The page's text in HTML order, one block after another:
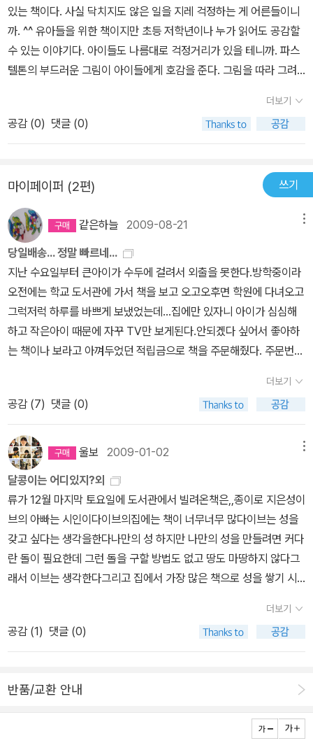
있는 책이다. 사실 닥치지도 않은 일을 지레 걱정하는 게 어른들이니
까. ^^ 유아들을 위한 책이지만 초등 저학년이나 누가 읽어도 공감할
수 있는 이야기다. 아이들도 나름대로 걱정거리가 있을 테니까. 파스
텔톤의 부드러운 그림이 아이들에게 호감을 준다. 그림을 따라 그려
들이 좋아하는 생쥐는 다 '미키마우스'인줄 아는 아이들에게 새로운
생쥐의 등장은 의미있는 경험이다. 어른인 내가 주절대는 것보다 초
등1학년 아이가 느낀 눈높이에 맞춰보자.'용기가 필요해!' 1학년 박상
지 무서워했다. 집에 들어 온 동물도 없고 숲속에 아무도 없는데도 무
서워했다. 들쥐가 이사를 왔다. 들쥐를 몰라서 들쥐에 대한 책을 많이
읽었다. 생쥐도 우리처럼 모르는 걸 책에서 배운다는 게 재미있다. 들
쥐는 아무거나 먹고 지하실에 데리고 간다고 나온 걸 보고 생쥐는 더
무서워져서 집 문을 나무토막으로 '쿵쾅' 박았다. 우편함에 편지가 들
어 왔다. 들쥐가 초대한다고 해서 엄청나게 걱정하다가 갔는데 들쥐
의 생일이었다. 즐거운 생일파티가 끝났다. 그래도 생쥐는 들쥐에 대
한 무서움이 조금은 남았다. 나도 생쥐처럼 겁이 많았을 때도 있었지
만 앞으로는 용기를 얻고, 겁내지 말아야겠다. 자신감이 있으면 발표
사가 되겠다고 하는 아이다. 검사가 뭐 하는 사람인지 알아? 하고 물
으니 아빠가 설명해줬다며 자기는 꼭 검사가 될거라고 아빠랑 약속했
단다. ㅎㅎ 어른들의 꿈을 대행하는 아이로 키워가기보다, 자라면서
자기가 잘하고 좋아서 할 수 있는 일을 꿈꾸는 아이들이기를 나는 또
꿈꾼다. 그래, 아직 닥치지도 않은 걱정을 미리 할 필요는 없다. 생쥐
가 책에서 필요한 정보를 얻고 들쥐가 자신을 지하실로 끌고 가 잡아
먹을까 봐 걱정만 했다면, 그 정보를 확인하지 못했을 것이다. 겁나지
만 그래도 생일초대에 용기를 내서 갔기 때문에 책의 정보를 확인해
산지식으로 만들었다. 요렇게 책에서 배운 것을 용기내어 하나씩 확
인해 보는 것도 꿈을 이루는 길에 필수요소일 것이다.
더보기
공감 (0) 댓글 (0)
마이페이퍼 (2편) 쓰기
같은하늘 2009-08-21
당일배송... 정말 빠르네...
지난 수요일부터 큰아이가 수두에 걸려서 외출을 못한다.방학중이라
오전에는 학교 도서관에 가서 책을 보고 오고오후면 학원에 다녀오고
그럭저럭 하루를 바쁘게 보냈었는데...집에만 있자니 아이가 심심해
하고 작은아이 때문에 자꾸 TV만 보게된다.안되겠다 싶어서 좋아하
는 책이나 보라고 아껴두었던 적립금으로 책을 주문해줬다. 주문번호
지만 저녁은되야오지 않을까 생각하고 있었다. 그런데 정확하게 7시
간 후인 3시 30분에 '띵동~~'하며 벨이 울린다. 우리아이는 '엄마! 책
왔어?' 하며 현관으로 달려간다.인상 좋으신 아주머니께서 <알라딘
보물상자>를 건네 주시고 가신다.아이가 신나서 재미나게 책을 보는
모습을 보니 당일배송의 효과에 만점을 주고싶다.요즘은 책을 주문하
면 작은아이가 자기것도 찾아서 몇권 함께 주문했는데 미세기의입체
북인 <어떤 신발을 신을까?>를 너무 좋아한다. 앞으로 신발끈 열심
히 묶어줘야하지않을까 싶다...ㅎㅎㅎ사실 우리집에서 서울까지 나가
는데 몇분 걸리지도 않는데 당일배송 지역에서 빠져있는게 조금 섭섭
했는데 이번에 당일배송 지역에 포함되어서 좋긴하다.하지만 다시 생
각해보면 이렇게 빨리 책을 보내기 위해 창고에서는 얼마나 서두르며
작업을하고 택배사는 늦게까지 배달을 하지 않을까 생각하니집에서
편하게 받아보는나는 살짝 미안해진다.^^ 그래서 생각인데 옵션같은
하는건 어떨까 하는 생각이다. 그러면 당일 배송해야하는 건은 오전
을 할 수 있지 않을까?오히려 이렇게 나누는게 더 불편할라나? >.<
내가 보고싶은 책을 받기 위해 기다리는 마음도 어쩜 작은 설레임 같
더보기
공감 (7) 댓글 (0)
울보 2009-01-02
달콩이는 어디있지?외
류가 12월 마지막 토요일에 도서관에서 빌려온책은,,종이로 지은성이
브의 아빠는 시인이다이브의집에는 책이 너무너무 많다이브는 성을
갖고 싶다는 생각을한다나만의 성 하지만 나만의 성을 만들려면 커다
란 돌이 필요한데 그런 돌을 구할 방법도 없고 땅도 마땅하지 않다그
래서 이브는 생각한다그리고 집에서 가장 많은 책으로 성을 쌓기 시
는 책장,그림책을 읽으면서 너무 행복햇다딸아이도 너무 행복해 했다
아빠도 멋진 글을 쓰게 되길 바라고 이브의 꿈도 좀더 크게 커가기를
바란다, 멋진 그림책,,2.아직 어린 소년 팀팀은 바다가 좋다배를 타고
와보니 엄마도 아빠도 없다팀은 홀로 부모님을 찾아 길을 떠난다다행
을 찾기 시작을 한다어린 소년 팀은 배의 선원이 되어서 아주 멋진 생
더보기
공감 (1) 댓글 (0)
반품/교환 안내